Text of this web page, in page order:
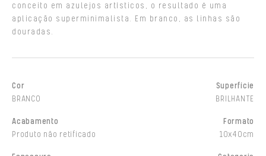
conceito em azulejos artísticos, o resultado é uma
aplicação superminimalista. Em branco, as linhas são
douradas.
Cor
BRANCO
Superfície
BRILHANTE
Acabamento
Produto não retificado
Formato
10x40cm